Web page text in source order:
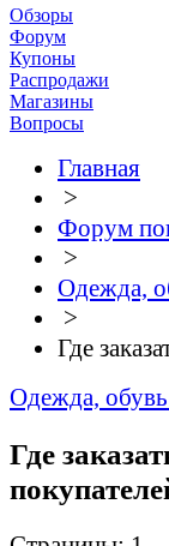
Обзоры
Форум
Купоны
Распродажи
Магазины
Вопросы
Главная
>
Форум
>
Одежда,
>
Где
Одежда,
Где